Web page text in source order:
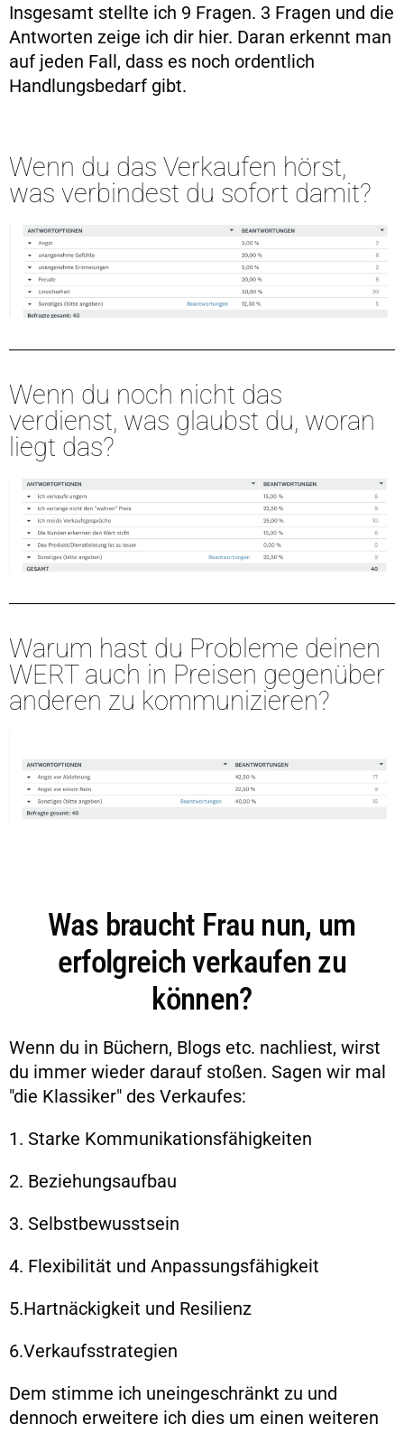
Insgesamt stellte ich 9 Fragen. 3 Fragen und die
Antworten zeige ich dir hier. Daran erkennt man
auf jeden Fall, dass es noch ordentlich
Handlungsbedarf gibt.
Wenn du das Verkaufen hörst,
was verbindest du sofort damit?
Wenn du noch nicht das
verdienst, was glaubst du, woran
liegt das?
Warum hast du Probleme deinen
WERT auch in Preisen gegenüber
anderen zu kommunizieren?
Was braucht Frau nun, um
erfolgreich verkaufen zu
können?
Wenn du in Büchern, Blogs etc. nachliest, wirst
du immer wieder darauf stoßen. Sagen wir mal
"die Klassiker" des Verkaufes:
1. Starke Kommunikationsfähigkeiten
2. Beziehungsaufbau
3. Selbstbewusstsein
4. Flexibilität und Anpassungsfähigkeit
5.Hartnäckigkeit und Resilienz
6.Verkaufsstrategien
Dem stimme ich uneingeschränkt zu und
dennoch erweitere ich dies um einen weiteren